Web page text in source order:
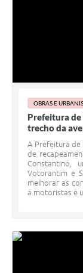
OBRAS E
Prefeitura
trecho da
A Prefeitura de
de
Constantino,
Votorantim e
melhorar as
a motoristas e